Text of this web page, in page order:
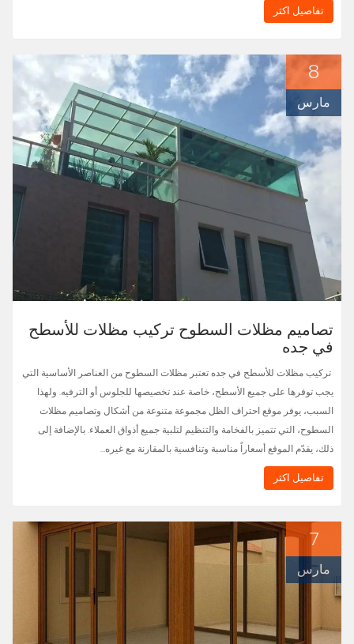
تفاصيل اكثر
8
مارس
تصاميم مظلات السطوح تركيب مظلات للأسطح
في جده
تركيب مظلات للأسطح في جده تعتبر مظلات السطوح من العناصر الأساسية التي
يجب توفرها على جميع الأسطح، خاصة عند تخصيصها للجلوس أو الترفيه. ولهذا
السبب، يوفر موقع احتراف الظل مجموعة متنوعة من أشكال وتصاميم مظلات
السطوح، التي تتميز بالفخامة والتنظيم لتلبية جميع أذواق العملاء. بالإضافة إلى
ذلك، يقدّم الموقع أسعاراً مناسبة وتنافسية بالمقارنة مع غيره…
تفاصيل اكثر
7
مارس